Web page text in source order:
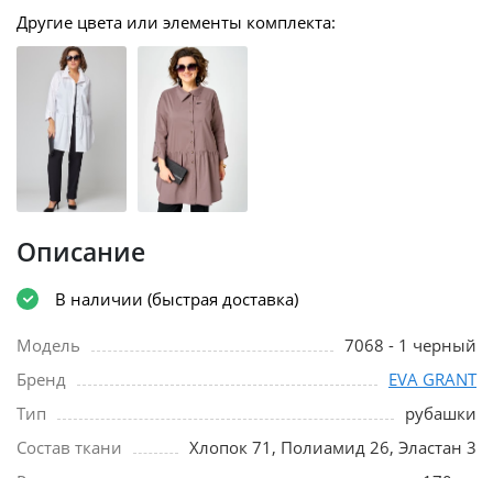
Другие цвета или элементы комплекта:
Описание
В наличии (быстрая доставка)
Модель
7068 - 1 черный
Бренд
EVA GRANT
Тип
рубашки
Состав ткани
Хлопок 71, Полиамид 26, Эластан 3